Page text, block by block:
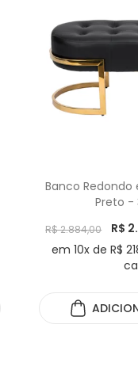
Banco
Preto -
R$ 2.884,00 R$
em 10x de R$